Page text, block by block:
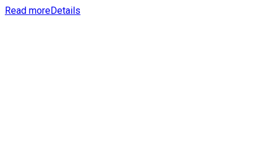
Read moreDetails